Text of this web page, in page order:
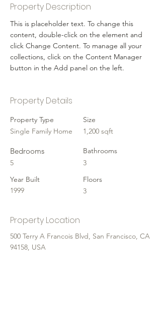
Property Description
This is placeholder text. To change this
content, double-click on the element and
click Change Content. To manage all your
collections, click on the Content Manager
button in the Add panel on the left.
Property Details
Property Type
Single Family Home
Bedrooms
5
Year Built
1999
Size
1,200 sqft
Bathrooms
3
Floors
3
Property Location
500 Terry A Francois Blvd, San Francisco, CA
94158, USA